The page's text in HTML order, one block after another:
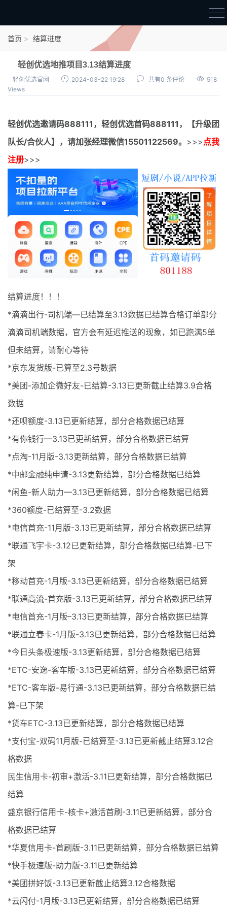
首页
结算进度
团队长扶持
充场项目报价
无人直播
电商入门
最新通知
项目介绍
首页 结算进度
轻创优选地推项目3.13结算进度
轻创优选官网 2024-03-22 19:28 共有0 条评论
518
Views
轻创优选邀请码888111， 轻创优选首码888111，【升级团
队长/合伙人】，请加张经理微信15501122569。 >>>点我
注册>>>
结算进度！！！
*滴滴出行-司机端—已结算至3.13数据已结算合格订单部分
滴滴司机端数据，官方会有延迟推送的现象，如已跑满5单
但未结算，请耐心等待
*京东发货版-已算至2.3号数据
*美团-添加企微好友-已结算-3.13已更新截止结算3.9合格
数据
*还呗额度-3.13已更新结算，部分合格数据已结算
*有你钱行—3.13已更新结算，部分合格数据已结算
*点淘-11月版-3.13更新结算，部分合格数据已结算
*中邮金融纯申请-3.13更新结算，部分合格数据已结算
*闲鱼-新人助力—3.13已更新结算，部分合格数据已结算
*360额度-已结算至-3.2数据
*电信首充-11月版-3.13已更新结算，部分合格数据已结算
*联通飞宇卡-3.12已更新结算，部分合格数据已结算-已下
架
*移动首充-1月版-3.13已更新结算，部分合格数据已结算
*联通高流-首充版-3.13已更新结算，部分合格数据已结算
*电信首充-1月版–3.13已更新结算，部分合格数据已结算
*联通立春卡-1月版-3.13已更新结算，部分合格数据已结算
*今日头条极速版-3.13更新结算，部分合格数据已结算
*ETC-安逸-客车版-3.13已更新结算，部分合格数据已结算
*ETC-客车版-易行通-3.13已更新结算，部分合格数据已结
算-已下架
*货车ETC-3.13已更新结算，部分合格数据已结算
*支付宝-双码11月版-已结算至-3.13已更新截止结算3.12合
格数据
民生信用卡-初审+激活-3.11已更新结算，部分合格数据已
结算
盛京银行信用卡-核卡+激活首刷-3.11已更新结算，部分合
格数据已结算
*华夏信用卡-首刷版-3.11已更新结算，部分合格数据已结算
*快手极速版-助力版-3.11已更新结算
*美团拼好饭-3.13已更新截止结算3.12合格数据
*云闪付-1月版-3.13已更新结算，部分合格数据已结算